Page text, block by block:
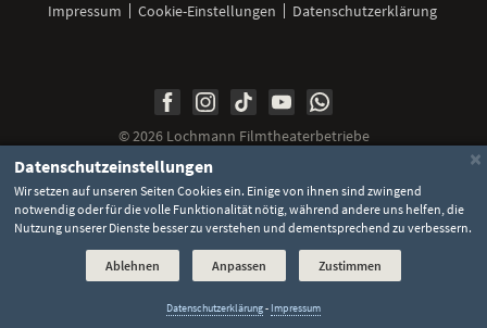
Impressum Cookie-Einstellungen Datenschutzerklärung
Links
Unsere
Seite
Facebook
Unsere
Seite
Instagram
Unsere
Seite
bei
TikTok
Unser
Kanal
YouTube
Unser
Kanal
bei
WhatsApp
©2026 Lochmann Filmtheaterbetriebe
×
Datenschutzeinstellungen
Wir setzen auf unseren Seiten Cookies ein. Einige von ihnen sind zwingend
notwendig oder für die volle Funktionalität nötig, während andere uns helfen, die
Nutzung unserer Dienste besser zu verstehen und dementsprechend zu verbessern.
Ablehnen Anpassen Zustimmen
Datenschutzerklärung- Impressum